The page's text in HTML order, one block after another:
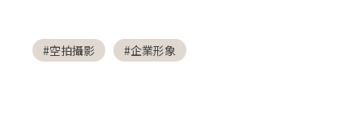
#空拍攝影 #企業形象